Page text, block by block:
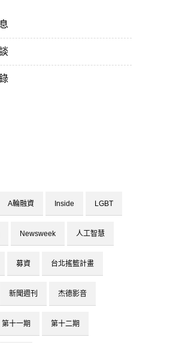
A輪融資 Inside LGBT
Newsweek 人工智慧
募資 台北搖籃計畫
新聞週刊 杰德影音
第十一期 第十二期